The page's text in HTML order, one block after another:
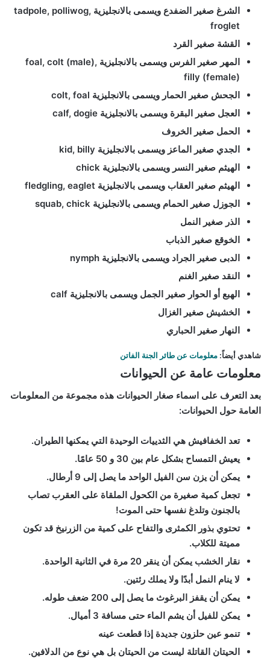
الشرغ صغير الضفدع ويسمى بالانجليزية tadpole, polliwog,
froglet
القشة صغير القرد
المهر صغير الفرس ويسمى بالانجليزية foal, colt (male),
filly (female)
الجحش صغير الحمار ويسمى بالانجليزية colt, foal
العجل صغير البقرة ويسمى بالانجليزية calf, dogie
الحمل صغير الخروف
الجدي صغير الماعز ويسمى بالانجليزية kid, billy
الهيثم صغير النسر ويسمى بالانجليزية chick
الهيثم صغير العقاب ويسمى بالانجليزية fledgling, eaglet
الجوزل صغير الحمام ويسمى بالانجليزية squab, chick
الذر صغير النمل
الخوقع صغير الذباب
الدبى صغير الجراد ويسمى بالانجليزية nymph
النقد صغير الغنم
الهبع أو الحوار صغير الجمل ويسمى بالانجليزية calf
الخشيش صغير الغزال
النهار صغير الحباري
شاهدي أيضاً: معلومات عن طائر الجنة الفاتن
معلومات عامة عن الحيوانات
بعد التعرف على اسماء صغار الحيوانات هذه مجموعة من المعلومات
العامة حول الحيوانات:
تعد الخفافيش هي الثدييات الوحيدة التي يمكنها الطيران.
يعيش التمساح بشكل عام بين 30 و 50 عامًا.
يمكن أن يزن سن الفيل الواحد ما يصل إلى 9 أرطال.
تجعل كمية صغيرة من الكحول الملقاة على العقرب تصاب
بالجنون وتلدغ نفسها حتى الموت!
تحتوي بذور الكمثرى والتفاح على كمية من الزرنيخ قد تكون
مميتة للكلاب.
نقار الخشب يمكن أن ينقر 20 مرة في الثانية الواحدة.
لا ينام النمل أبدًا ولا يملك رئتين.
يمكن أن يقفز البرغوث ما يصل إلى 200 ضعف طوله.
يمكن للفيل أن يشم الماء حتى مسافة 3 أميال.
تنمو عين حلزون جديدة إذا قطعت عينه
الحيتان القاتلة ليست من الحيتان بل هي نوع من الدلافين.